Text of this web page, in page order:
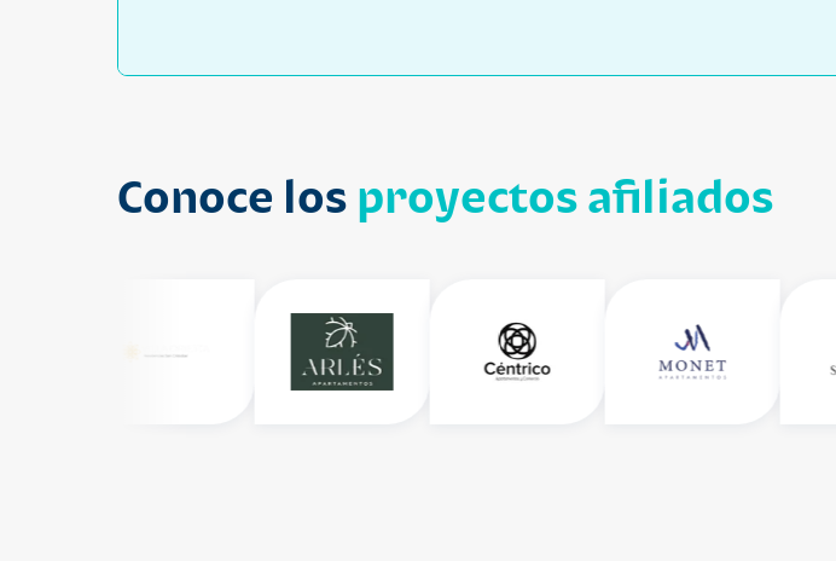
Conoce los proyectos afiliados